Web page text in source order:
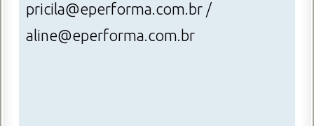
pricila@eperforma.com.br /
aline@eperforma.com.br